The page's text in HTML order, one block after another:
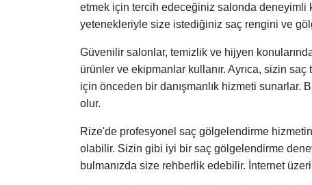
etmek için tercih edeceğiniz salonda deneyimli
yetenekleriyle size istediğiniz saç rengini ve
Güvenilir salonlar, temizlik ve hijyen
ürünler ve ekipmanlar kullanır. Ayrıca, sizin
için önceden bir danışmanlık hizmeti sunarlar.
olur.
Rize'de profesyonel saç gölgelendirme
olabilir. Sizin gibi iyi bir saç gölgelendirme
bulmanızda size rehberlik edebilir. İnternet